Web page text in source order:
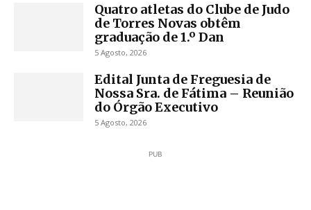
Quatro atletas do Clube de Judo
de Torres Novas obtêm
graduação de 1.º Dan
5 Agosto, 2026
Edital Junta de Freguesia de
Nossa Sra. de Fátima – Reunião
do Órgão Executivo
5 Agosto, 2026
PUB